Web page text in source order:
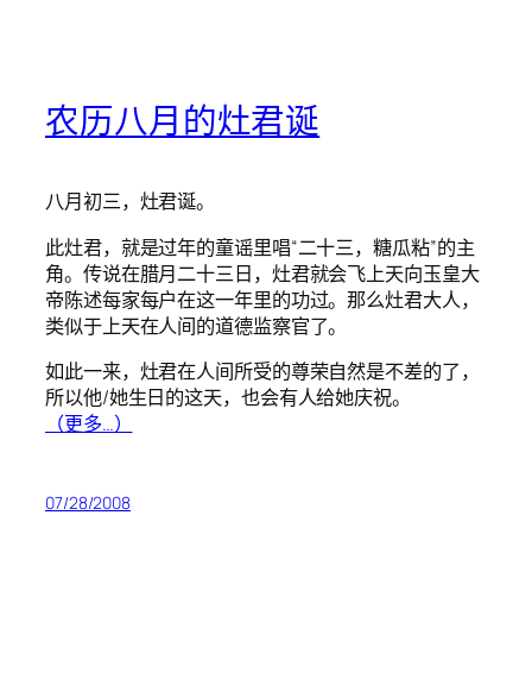
农历八月的灶君诞
八月初三，灶君诞。
此灶君，就是过年的童谣里唱“二十三，糖瓜粘”的主
角。传说在腊月二十三日，灶君就会飞上天向玉皇大
帝陈述每家每户在这一年里的功过。那么灶君大人，
类似于上天在人间的道德监察官了。
如此一来，灶君在人间所受的尊荣自然是不差的了，
所以他/她生日的这天，也会有人给她庆祝。
（更多…）
07/28/2008